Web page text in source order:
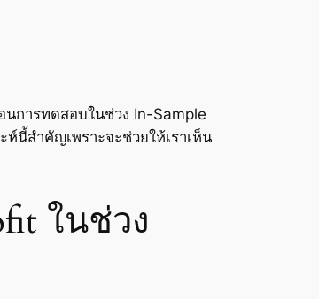
นการทดสอบในช่วง In-Sample
นี้สำคัญเพราะจะช่วยให้เราเห็น
ในช่วง